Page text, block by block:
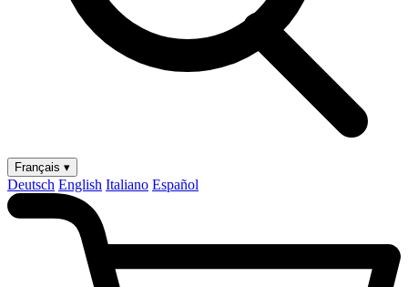
Français ▾
Deutsch English Italiano Español